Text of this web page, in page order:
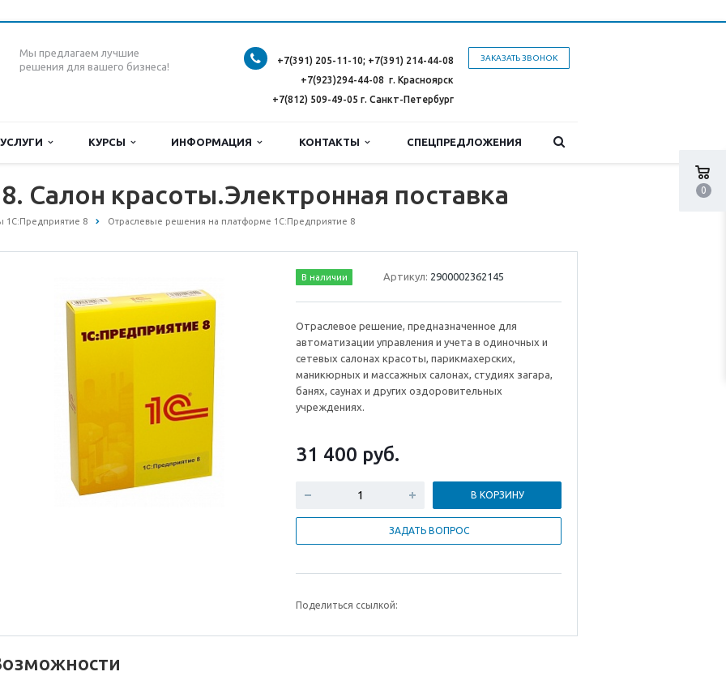
0
Мы предлагаем лучшие
решения для вашего бизнеса!
ЗАКАЗАТЬ ЗВОНОК
+7(391) 205-11-10; +7(391) 214-44-08
+7(923)294-44-08 г. Красноярск
+7(812) 509-49-05 г. Санкт-Петербург
УСЛУГИ КУРСЫ ИНФОРМАЦИЯ КОНТАКТЫ СПЕЦПРЕДЛОЖЕНИЯ
Салон красоты.Электронная поставка
1С:Предприятие 8 Отраслевые решения на платформе 1С:Предприятие 8
В наличии Артикул: 2900002362145
Отраслевое решение, предназначенное для
автоматизации управления и учета в одиночных и
сетевых салонах красоты, парикмахерских,
маникюрных и массажных салонах, студиях загара,
банях, саунах и других оздоровительных
учреждениях.
31 400 руб.
В КОРЗИНУ
ЗАДАТЬ ВОПРОС
Поделиться ссылкой: